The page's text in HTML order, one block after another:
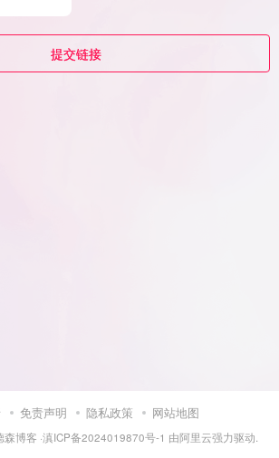
提交链接
免责声明 隐私政策 网站地图
森博客 ·滇ICP备2024019870号-1 由阿里云强力驱动.